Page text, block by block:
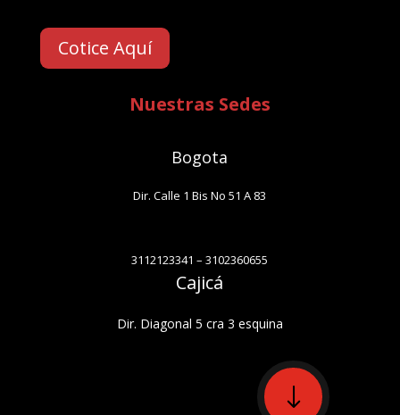
Cotice Aquí
Nuestras Sedes
Bogota
Dir. Calle 1 Bis No 51 A 83
3112123341 – 3102360655
Cajicá
Dir. Diagonal 5 cra 3 esquina
"